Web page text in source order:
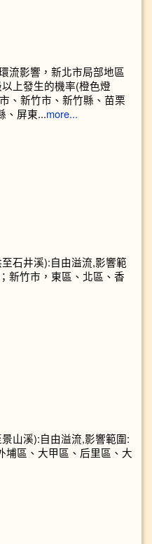
流影響，新北市局部地區
上發生的機率(橙色燈
、新竹市、新竹縣、苗栗
、屏東...more...
石井溪):自由溢流,影響範
新竹市，東區、北區、香
山溪):自由溢流,影響範圍:
埔區、大甲區、后里區、大